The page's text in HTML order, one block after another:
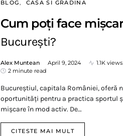
BLOG CASA SI GRADINA
Cum poți face
București?
Alex Muntean April 9, 2024
1.1K views
2 minute read
Bucureștiul, capitala României, oferă
oportunități pentru a practica sportul
mișcare în mod activ. De…
CITESTE MAI MULT